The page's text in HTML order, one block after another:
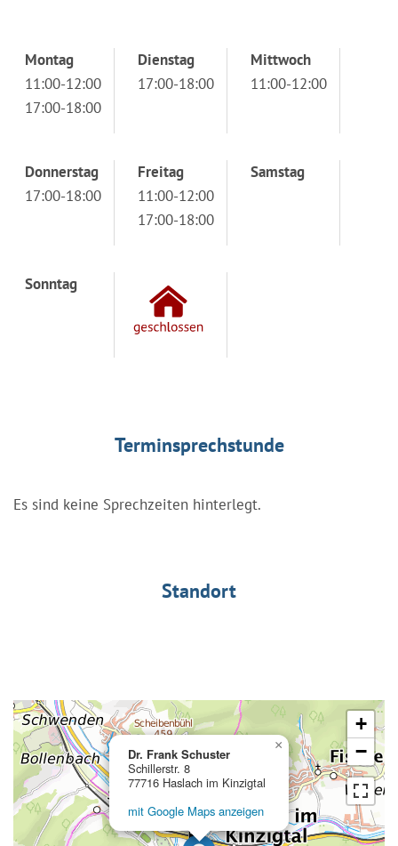
Montag
11:00-12:00
17:00-18:00
Dienstag
17:00-18:00
Mittwoch
11:00-12:00
Donnerstag
17:00-18:00
Freitag
11:00-12:00
17:00-18:00
Samstag
Sonntag
Terminsprechstunde
Es sind keine Sprechzeiten hinterlegt.
Standort
Dr. Frank Schuster
Schillerstr. 8
77716 Haslach im Kinzigtal
mit Google Maps anzeigen
×
+
−